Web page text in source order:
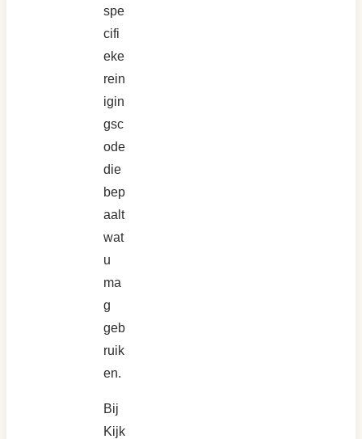
spe
cifi
eke
rein
igin
gsc
ode
die
bep
aalt
wat
u
ma
g
geb
ruik
en.
Bij
Kijk